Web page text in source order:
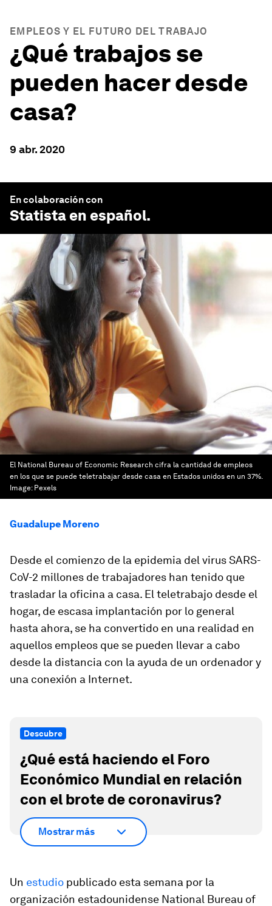
EMPLEOS Y EL FUTURO DEL TRABAJO
¿Qué trabajos se
pueden hacer desde
casa?
9 abr. 2020
En colaboración con
Statista en español.
El National Bureau of Economic Research cifra la cantidad de empleos
en los que se puede teletrabajar desde casa en Estados unidos en un 37%.
Image: Pexels
Guadalupe Moreno
Desde el comienzo de la epidemia del virus SARS-
CoV-2 millones de trabajadores han tenido que
trasladar la oficina a casa. El teletrabajo desde el
hogar, de escasa implantación por lo general
hasta ahora, se ha convertido en una realidad en
aquellos empleos que se pueden llevar a cabo
desde la distancia con la ayuda de un ordenador y
una conexión a Internet.
Descubre
¿Qué está haciendo el Foro
Económico Mundial en relación
con el brote de coronavirus?
Mostrar más
Un estudio publicado esta semana por la
organización estadounidense National Bureau of